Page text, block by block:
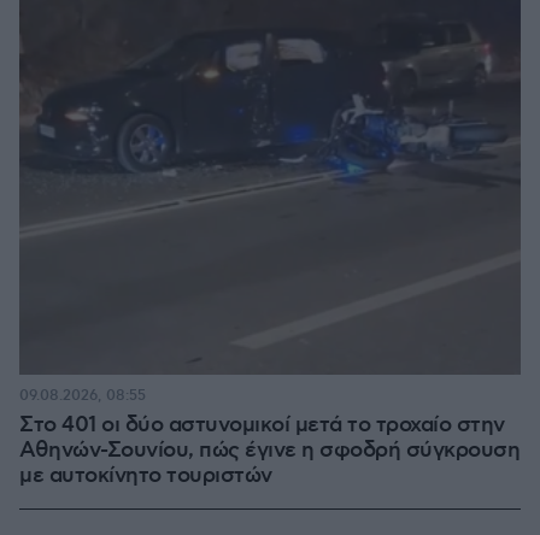
Στο 401 οι δύο αστυνομικοί μετά το τροχαίο στην
Αθηνών-Σουνίου, πώς έγινε η σφοδρή σύγκρουση
με αυτοκίνητο τουριστών
09.08.2026, 08:55